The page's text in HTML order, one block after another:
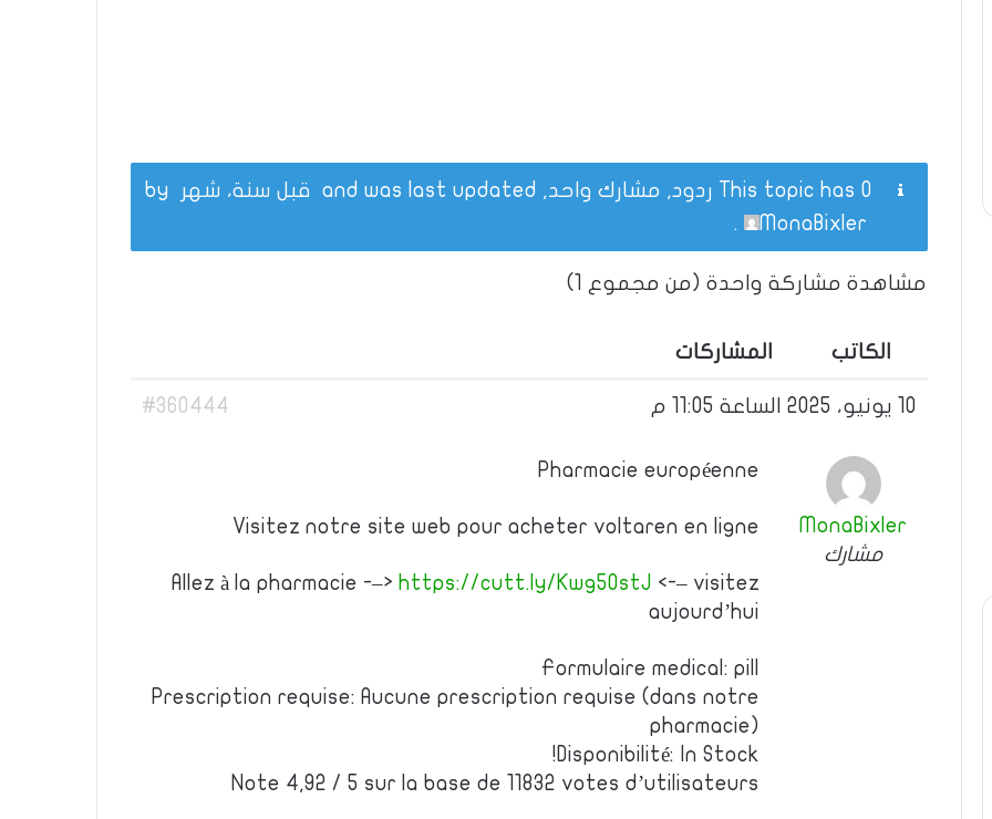
This topic has 0 ردود, مشارك واحد, and was last updated قبل سنة، شهر
MonaBixler
.
مشاهدة مشاركة واحدة (من مجموع 1)
الكاتب المشاركات
10 يونيو، 2025 الساعة 11:05 م #360444
MonaBixler
مشارك
Pharmacie européenne
Visitez notre site web pour acheter voltaren en ligne
Allez à la pharmacie -–> https://cutt.ly/Kwg50stJ <-– visitez
aujourd’hui
Formulaire medical: pill
Prescription requise: Aucune prescription requise (dans notre
pharmacie)
Disponibilité: In Stock!
Note 4,92 / 5 sur la base de 11832 votes d’utilisateurs